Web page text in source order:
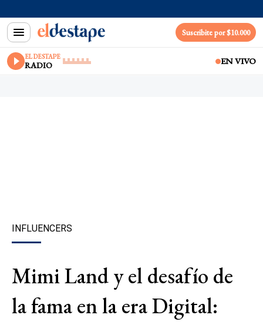
Suscribite por $10.000
EL DESTAPE
RADIO EN VIVO
INFLUENCERS
Mimi Land y el desafío de
la fama en la era Digital: